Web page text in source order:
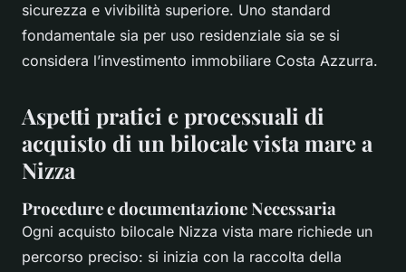
sicurezza e vivibilità superiore. Uno standard
fondamentale sia per uso residenziale sia se si
considera l’investimento immobiliare Costa Azzurra.
Aspetti pratici e processuali di
acquisto di un bilocale vista mare a
Nizza
Procedure e documentazione Necessaria
Ogni acquisto bilocale Nizza vista mare richiede un
percorso preciso: si inizia con la raccolta della